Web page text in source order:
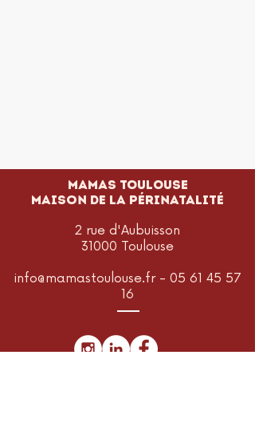
MAMAS TOULOUSE
Maison de la périnatalité
2 rue d'Aubuisson
31000 Toulouse
info@mamastoulouse.fr- 05 61 45 57
16